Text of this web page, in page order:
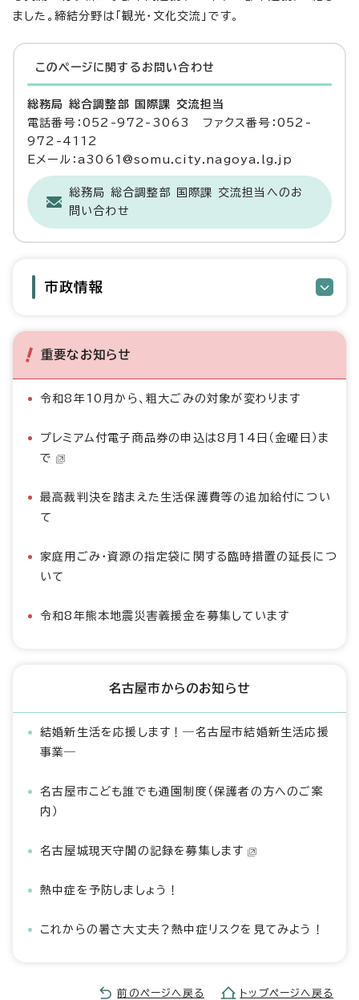
ました。締結分野は「観光・文化交流」です。
このページに関する お問い合わせ
総務局 総合調整部 国際課 交流担当
電話番号：052-972-3063 ファクス番号：052-
972-4112
Eメール：a3061@somu.city.nagoya.lg.jp
総務局 総合調整部 国際課 交流担当へのお
問い合わせ
市政情報
重要なお知らせ
令和8年10月から、粗大ごみの対象が変わります
プレミアム付電子商品券の申込は8月14日（金曜日）ま
で
最高裁判決を踏まえた生活保護費等の追加給付につい
て
家庭用ごみ・資源の指定袋に関する臨時措置の延長につ
いて
令和8年熊本地震災害義援金を募集しています
名古屋市からのお知らせ
結婚新生活を応援します！―名古屋市結婚新生活応援
事業―
名古屋市こども誰でも通園制度（保護者の方へのご案
内）
名古屋城現天守閣の記録を募集します
熱中症を予防しましょう！
これからの暑さ大丈夫？熱中症リスクを見てみよう！
前のページへ戻る トップページへ戻る